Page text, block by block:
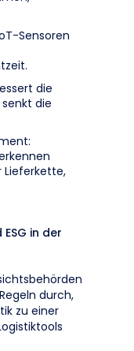
Sensoren
die
die
Lieferkette,
in der
durch,
zu einer